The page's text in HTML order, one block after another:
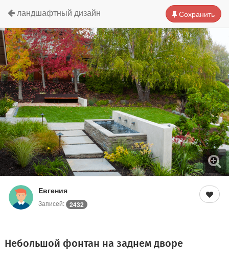
Сохранить
ландшафтный дизайн
Евгения
Записей: 2432
Небольшой фонтан на заднем дворе